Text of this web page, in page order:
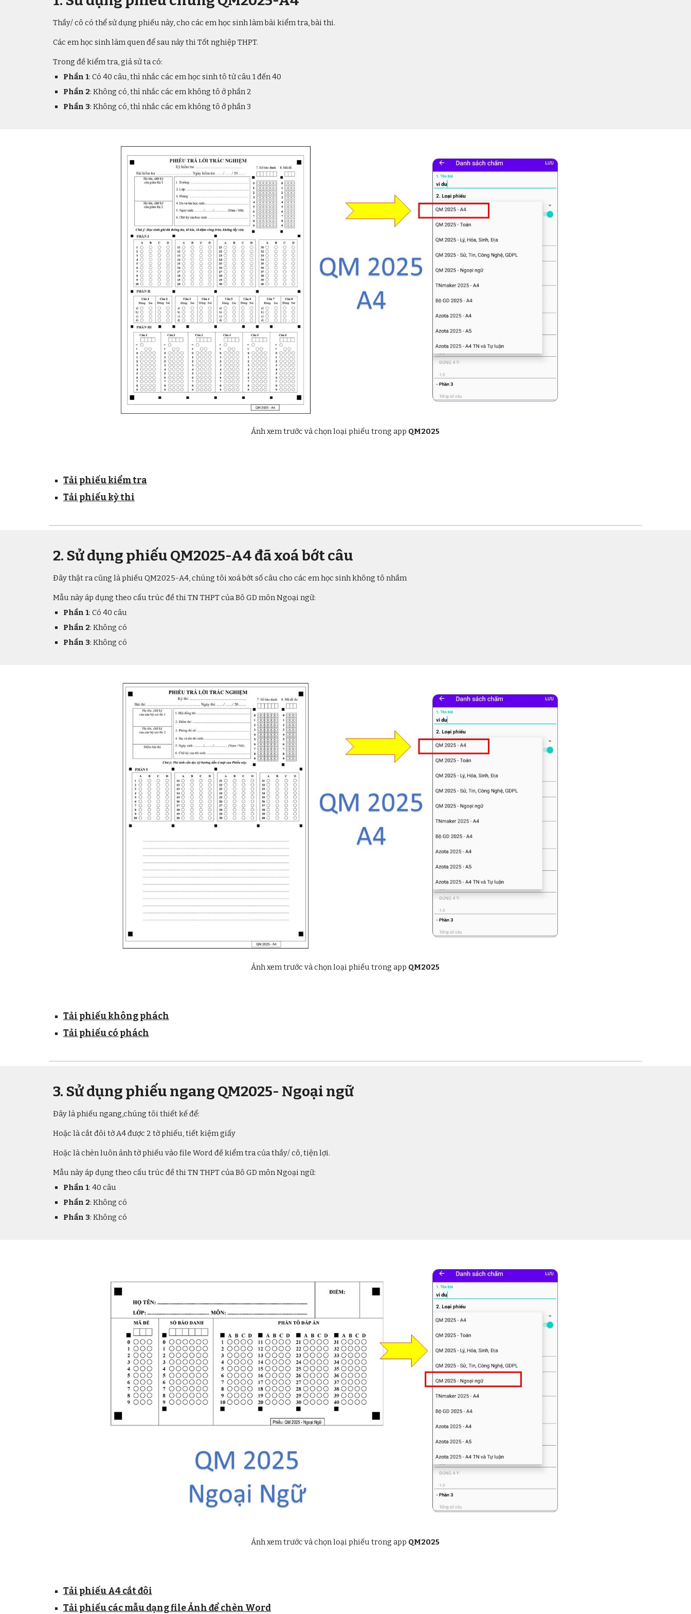
Thầy/ cô có thể sử dụng phiếu này, cho các em học sinh làm bài kiểm tra, bài thi.
Các em học sinh làm quen để sau này thi Tốt nghiệp THPT.
Trong đề kiểm tra, giả sử ta có:
Phần 1: Có 40 câu, thì nhắc các em học sinh tô từ câu 1 đến40
Phần 2: Không có, thì nhắc các em không tô ở phần 2
Phần 3: Không có, thì nhắc các em không tô ở phần 3
Ảnh xem trước và chọn loại phiếu trong app QM2025
Tải phiếu kiểm tra
Tải phiếu kỳ thi
2. Sử dụng phiếu QM2025-A4 đã xoá bớt câu
Đây thật ra cũng là phiếu QM2025-A4, chúng tôi xoá bớt số câu cho các em học sinh không tô nhầm
Mẫu này áp dụng theo cấu trúc đề thi TN THPT của Bô GD mônNgoại ngữ:
Phần 1: Có 40 câu
Phần 2: Không có
Phần 3: Không có
Ảnh xem trước và chọn loại phiếu trong app QM2025
Tải phiếu không phách
Tải phiếu có phách
3. Sử dụng phiếu ngang QM2025- Ngoại ngữ
Đây là phiếu ngang,chúng tôi thiết kế để:
Hoặc là cắt đôi tờ A4 được 2 tờ phiếu, tiết kiệm giấy
Hoặc là chèn luôn ảnh tờ phiếu vào file Word đề kiểm tra của thầy/ cô, tiện lợi.
Mẫu này áp dụng theo cấu trúc đề thi TN THPT của Bô GD mônNgoại ngữ:
Phần 1: 40 câu
Phần 2: Không có
Phần 3: Không có
Ảnh xem trước và chọn loại phiếu trong app QM2025
Tải phiếu A4 cắt đôi
Tải phiếu các mẫu dạng file Ảnh để chèn Word